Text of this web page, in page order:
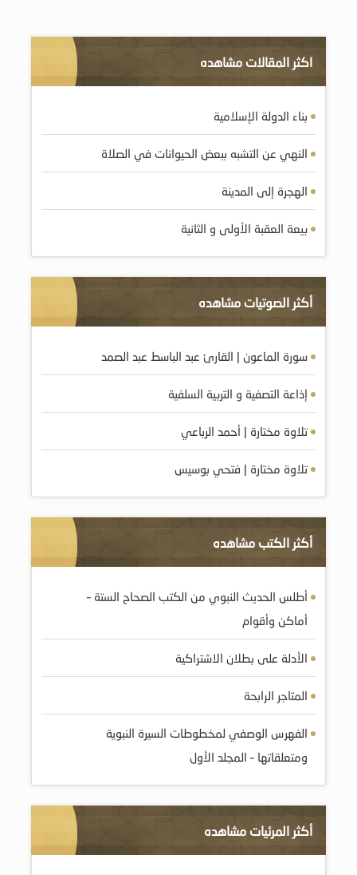
اكثر المقالات مشاهده
بناء الدولة الإسلامية
النهي عن التشبه ببعض الحيوانات في الصلاة
الهجرة إلى المدينة
بيعة العقبة الأولى و الثانية
أكثر الصوتيات مشاهده
سورة الماعون | القارئ عبد الباسط عبد الصمد
إذاعة التصفية و التربية السلفية
تلاوة مختارة | أحمد الرباعي
تلاوة مختارة | فتحي بوسيس
أكثر الكتب مشاهده
أطلس الحديث النبوي من الكتب الصحاح الستة –
أماكن وأقوام
الأدلة على بطلان الاشتراكية
المتاجر الرابحة
الفهرس الوصفي لمخطوطات السيرة النبوية
ومتعلقاتها – المجلد الأول
أكثر المرئيات مشاهده